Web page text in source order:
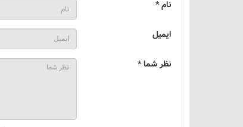
نام *
ایمیل
نظر شما *